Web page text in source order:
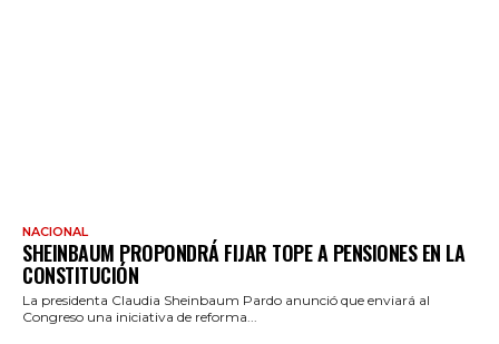
NACIONAL
SHEINBAUM PROPONDRÁ FIJAR TOPE A PENSIONES EN LA
CONSTITUCIÓN
La presidenta Claudia Sheinbaum Pardo anunció que enviará al
Congreso una iniciativa de reforma...